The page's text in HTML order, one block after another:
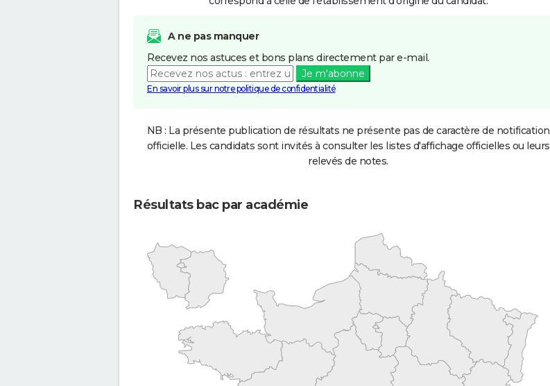
A ne pas manquer
Recevez nos astuces et bons plans directement par e-mail.
Je m'abonne
En savoir plus sur notre politique de confidentialité
NB : La présente publication de résultats ne présente pas de caractère de notification
officielle. Les candidats sont invités à consulter les listes d'affichage officielles ou leurs
relevés de notes.
Résultats bac par académie